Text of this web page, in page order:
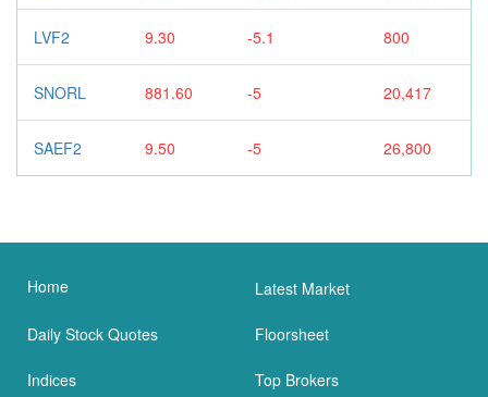
LVF2 9.30 -5.1 800
SNORL 881.60 -5 20,417
SAEF2 9.50 -5 26,800
Home Latest Market
Daily Stock Quotes Floorsheet
Indices Top Brokers